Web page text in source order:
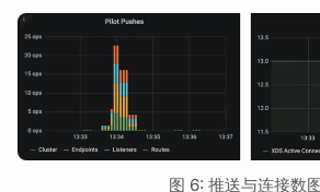
图 6: 推送与连接数